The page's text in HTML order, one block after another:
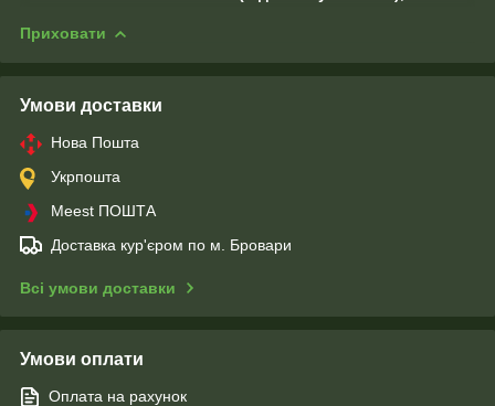
Приховати
Умови доставки
Нова Пошта
Укрпошта
Meest ПОШТА
Доставка кур'єром по м. Бровари
Всі умови доставки
Умови оплати
Оплата на рахунок